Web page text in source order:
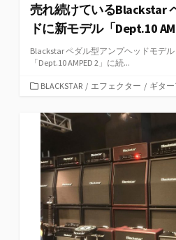
売れ続けているBlackstar
ドに新モデル「Dept.10
Blackstar ペダル型アンプヘッドモデル
「Dept.10 AMPED 2」に続...
カ
ゴ
リ
BLACKSTAR / エフェクター / ギタ